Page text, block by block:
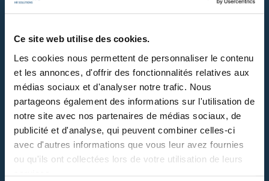
Ce site web utilise des cookies.
Les cookies nous permettent de personnaliser le contenu
et les annonces, d'offrir des fonctionnalités relatives aux
médias sociaux et d'analyser notre trafic. Nous
partageons également des informations sur l'utilisation de
notre site avec nos partenaires de médias sociaux, de
publicité et d'analyse, qui peuvent combiner celles-ci
avec d'autres informations que vous leur avez fournies
ou qu'ils ont collectées lors de votre utilisation de leurs
Industrie
Informatique